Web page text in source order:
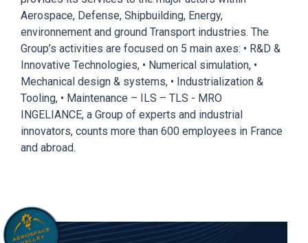
Aerospace, Defense, Shipbuilding, Energy,
environnement and ground Transport industries. The
Group’s activities are focused on 5 main axes: • R&D &
Innovative Technologies, • Numerical simulation, •
Mechanical design & systems, • Industrialization &
Tooling, • Maintenance – ILS – TLS - MRO
INGELIANCE, a Group of experts and industrial
innovators, counts more than 600 employees in France
and abroad.